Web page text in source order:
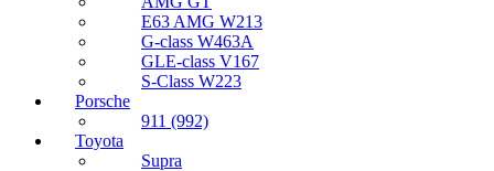
E63 AMG W213
G-class W463A
GLE-class V167
S-Class W223
Porsche
911 (992)
Toyota
Supra